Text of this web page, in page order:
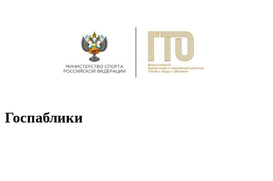
Госпаблики